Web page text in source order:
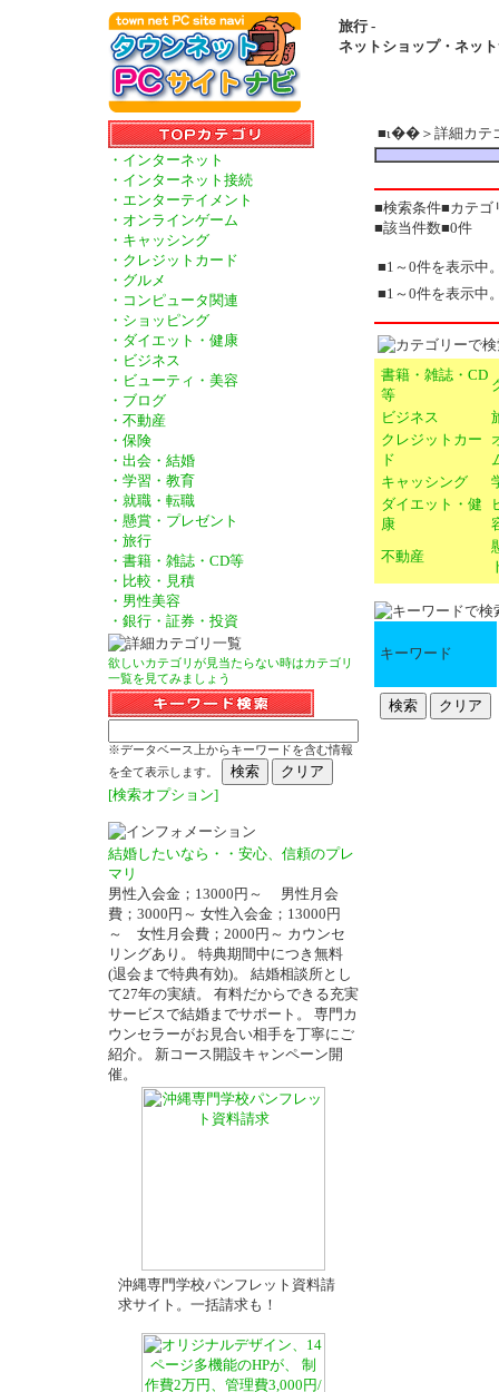
旅行 -
ネットショップ・ネッ
・インターネット
・インターネット接続
・エンターテイメント
・オンラインゲーム
・キャッシング
・クレジットカード
・グルメ
・コンピュータ関連
・ショッピング
・ダイエット・健康
・ビジネス
・ビューティ・美容
・ブログ
・不動産
・保険
・出会・結婚
・学習・教育
・就職・転職
・懸賞・プレゼント
・旅行
・書籍・雑誌・CD等
・比較・見積
・男性美容
・銀行・証券・投資
欲しいカテゴリが見当たらない時はカテゴリ
一覧を見てみましょう
※データベース上からキーワードを含む情報
を全て表示します。
[検索オプション]
結婚したいなら・・安心、信頼のプレ
マリ
男性入会金；13000円～ 男性月会
費；3000円～ 女性入会金；13000円
～ 女性月会費；2000円～ カウンセ
リングあり。 特典期間中につき無料
(退会まで特典有効)。 結婚相談所とし
て27年の実績。 有料だからできる充実
サービスで結婚までサポート。 専門カ
ウンセラーがお見合い相手を丁寧にご
紹介。 新コース開設キャンペーン開
催。
沖縄専門学校パンフレット資料請
求サイト。一括請求も！
■ι��＞詳細カテ
■検索条件■カテ
■該当件数■0件
■1～0件を表示中
■1～0件を表示中
書籍・雑誌・CD
等
ビジネス
クレジットカー
ド
キャッシング
ダイエット・健
康
不動産
キーワード